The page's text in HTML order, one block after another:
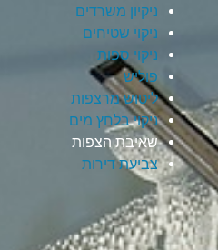
ניקיון משרדים
ניקוי שטיחים
ניקוי ספות
פוליש
ליטוש מרצפות
ניקוי בלחץ מים
שאיבת הצפות
צביעת דירות